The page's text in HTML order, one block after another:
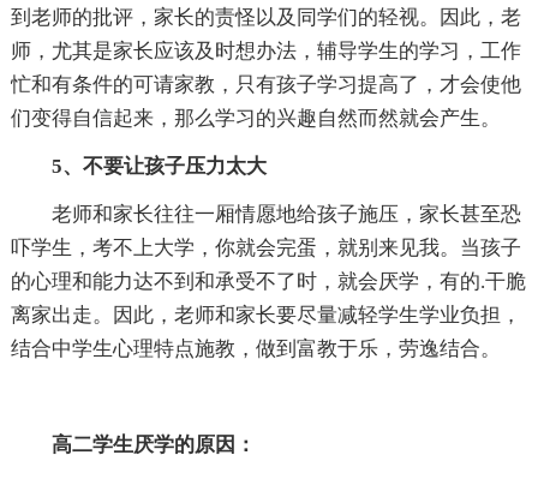
到老师的批评，家长的责怪以及同学们的轻视。因此，老
师，尤其是家长应该及时想办法，辅导学生的学习，工作
忙和有条件的可请家教，只有孩子学习提高了，才会使他
们变得自信起来，那么学习的兴趣自然而然就会产生。
5、不要让孩子压力太大
老师和家长往往一厢情愿地给孩子施压，家长甚至恐
吓学生，考不上大学，你就会完蛋，就别来见我。当孩子
的心理和能力达不到和承受不了时，就会厌学，有的.干脆
离家出走。因此，老师和家长要尽量减轻学生学业负担，
结合中学生心理特点施教，做到富教于乐，劳逸结合。
高二学生厌学的原因：